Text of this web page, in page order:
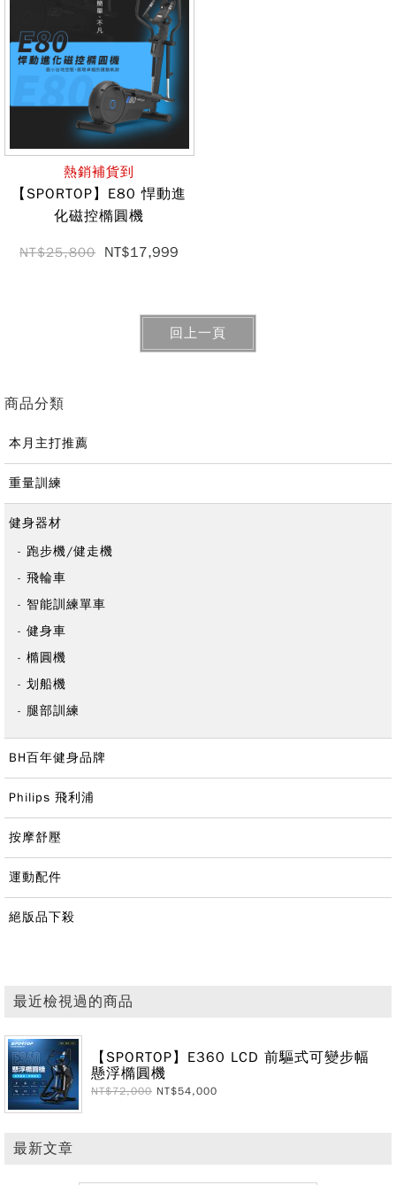
商品分類
本月主打推薦
重量訓練
健身器材
跑步機/健走機
飛輪車
智能訓練單車
健身車
橢圓機
划船機
腿部訓練
BH百年健身品牌
Philips 飛利浦
按摩舒壓
運動配件
絕版品下殺
最近檢視過的商品
【SPORTOP】E360 LCD 前驅式可變步幅
懸浮橢圓機
NT$72,000 NT$54,000
最新文章
熱銷補貨到
【SPORTOP】E80 悍動進
化磁控橢圓機
NT$25,800 NT$17,999
回上一頁